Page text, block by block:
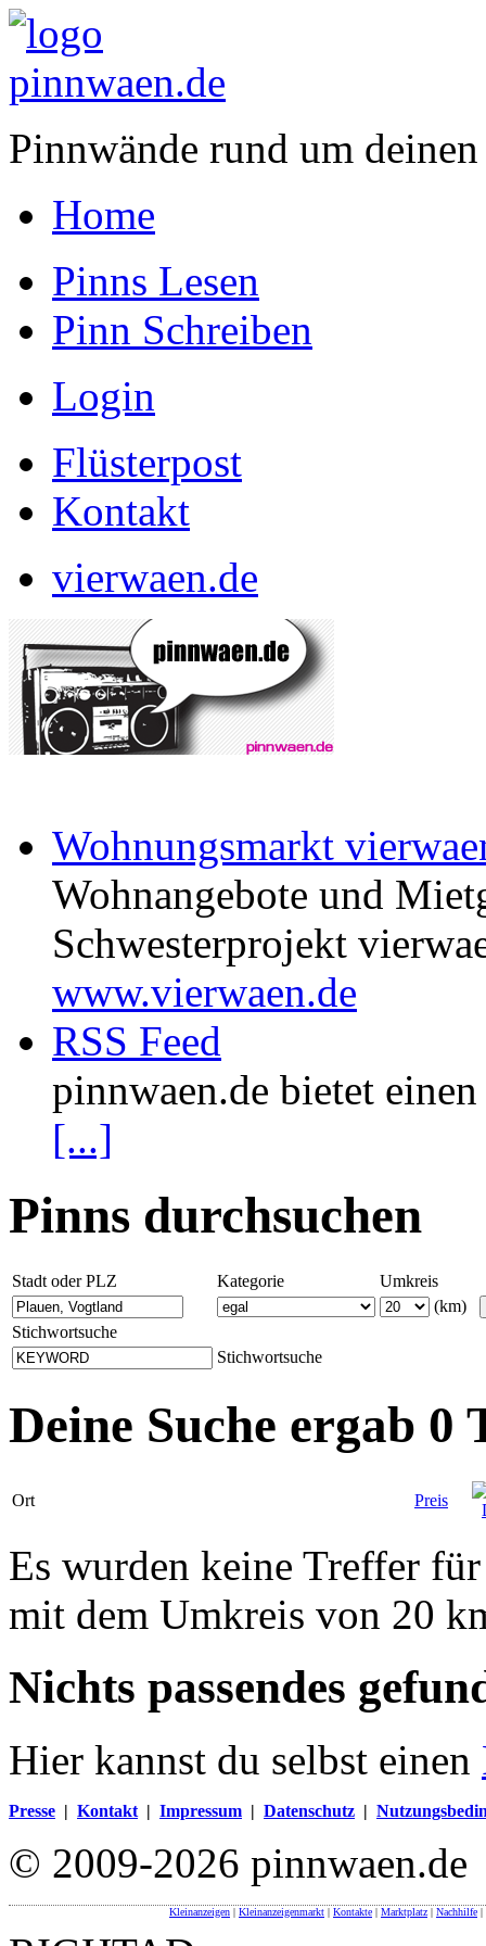
Pinnwände rund um
Home
Pinns Lesen
Pinn Schreiben
Login
Flüsterpost
Kontakt
vierwaen.de
Wohnungsmarkt
Wohnangebote und
Schwesterprojekt
www.vierwaen.de
RSS Feed
pinnwaen.de bietet
[...]
Pinns durchsuchen
Stadt oder PLZ Kategorie
Umkreis
(km)
Stichwortsuche
Stichwortsuche
Deine Suche ergab 0
Ort Preis
Es wurden keine Treffer
mit dem Umkreis von 20
Nichts passendes
Hier kannst du selbst einen
Presse | Kontakt | Impressum | Datenschutz |
© 2009-2026 pinnwaen.de
Kleinanzeigen | Kleinanzeigenmarkt | Kontakte | Marktplatz | Nachhilfe |